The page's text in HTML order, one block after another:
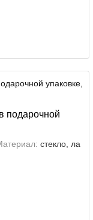
подарочной
стекло, ла